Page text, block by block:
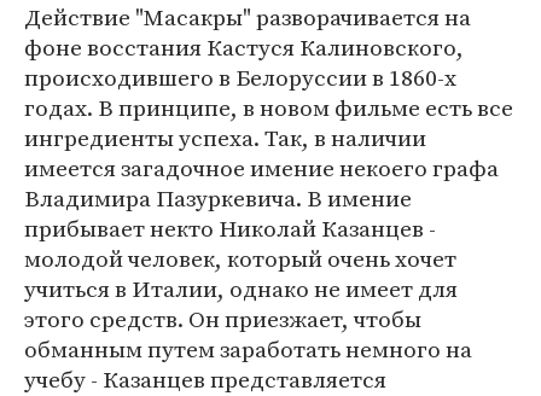
Действие "Масакры" разворачивается на
фоне восстания Кастуся Калиновского,
происходившего в Белоруссии в 1860-х
годах. В принципе, в новом фильме есть все
ингредиенты успеха. Так, в наличии
имеется загадочное имение некоего графа
Владимира Пазуркевича. В имение
прибывает некто Николай Казанцев -
молодой человек, который очень хочет
учиться в Италии, однако не имеет для
этого средств. Он приезжает, чтобы
обманным путем заработать немного на
учебу - Казанцев представляется